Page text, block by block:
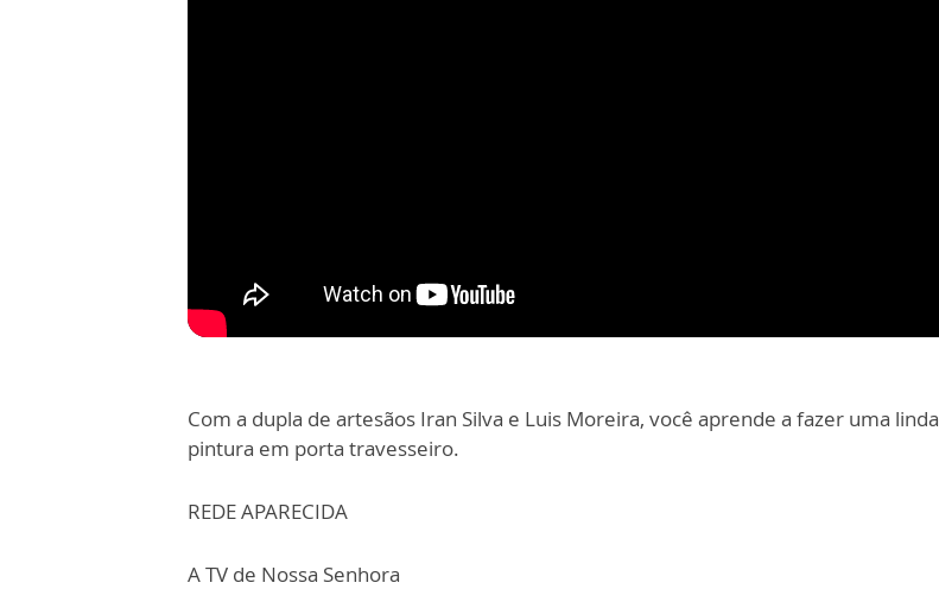
Com a dupla de artesãos Iran Silva e Luis Moreira, você aprende a fazer uma linda
pintura em porta travesseiro.
REDE APARECIDA
A TV de Nossa Senhora